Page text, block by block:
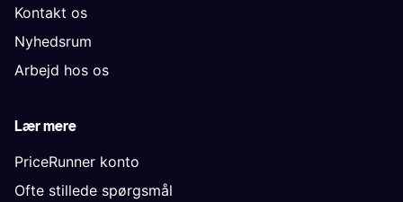
Kontakt os
Nyhedsrum
Arbejd hos os
Lær mere
PriceRunner konto
Ofte stillede spørgsmål